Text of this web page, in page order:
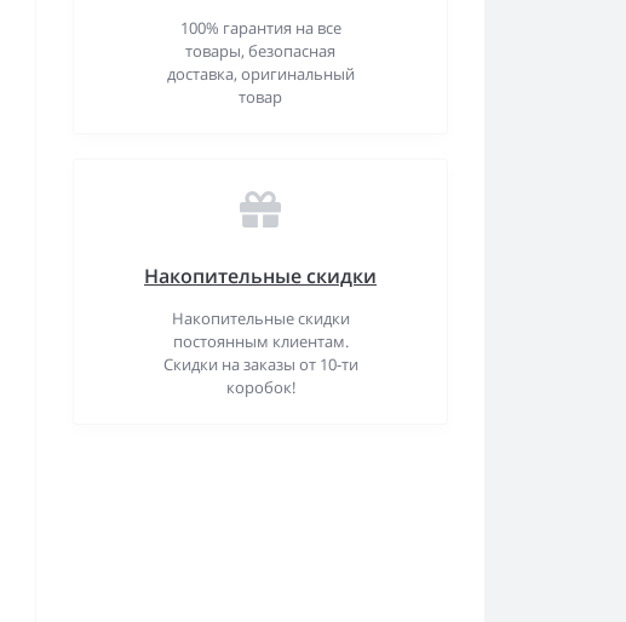
100% гарантия на все
товары, безопасная
доставка, оригинальный
товар
Накопительные скидки
Накопительные скидки
постоянным клиентам.
Скидки на заказы от 10-ти
коробок!